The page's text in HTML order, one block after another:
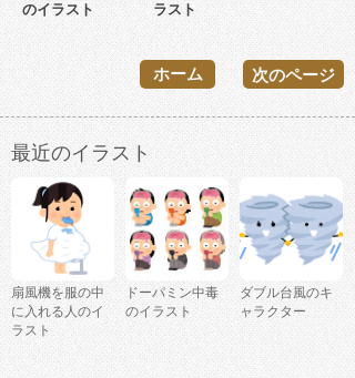
のイラスト
ラスト
次のページ
ホーム
最近のイラスト
扇風機を服の中
に入れる人のイ
ラスト
ドーパミン中毒
のイラスト
ダブル台風のキ
ャラクター